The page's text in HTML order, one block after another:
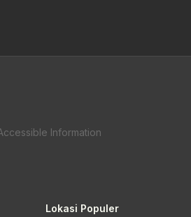
Information
Lokasi Populer